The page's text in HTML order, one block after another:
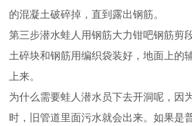
的混凝土破碎掉，直到露出钢筋。
第三步潜水蛙人用钢筋大力钳吧钢筋剪
土碎块和钢筋用编织袋装好，地面上的
上来。
为什么需要蛙人潜水员下去开洞呢，因
时，旧管道里面污水就会出来。如果是